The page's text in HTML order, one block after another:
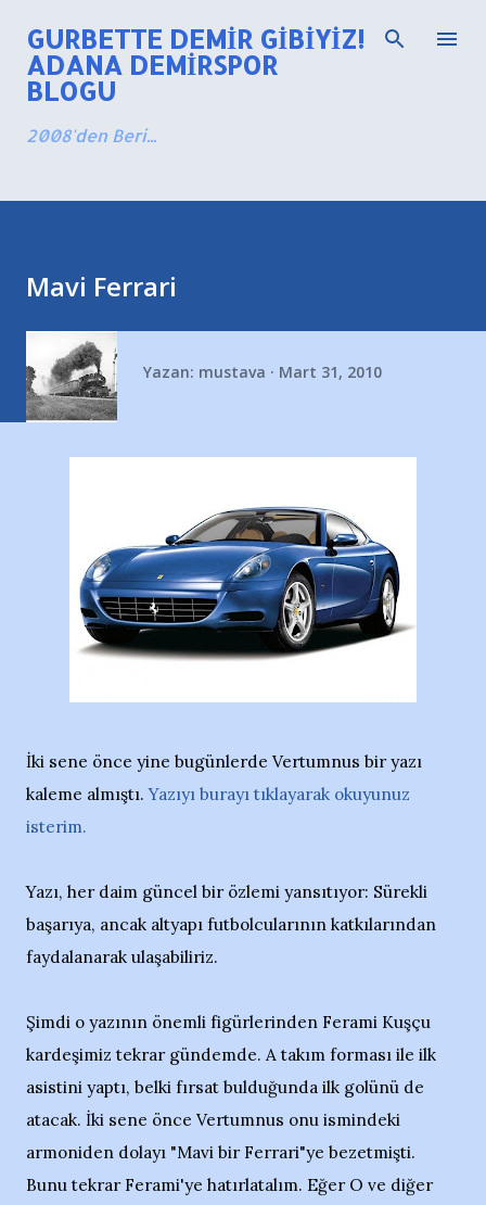
Ana içeriğe atla
GURBETTE DEMIR GIBIYIZ!
ADANA DEMIRSPOR
BLOGU
2008'den Beri...
Mavi Ferrari
Yazan: mustava Mart 31, 2010
İki sene önce yine bugünlerde Vertumnus bir yazı
kaleme almıştı.Yazıyı burayı tıklayarak okuyunuz
isterim.
Yazı, her daim güncel bir özlemi yansıtıyor: Sürekli
başarıya, ancak altyapı futbolcularının katkılarından
faydalanarak ulaşabiliriz.
Şimdi o yazının önemli figürlerinden Ferami Kuşçu
kardeşimiz tekrar gündemde. A takım forması ile ilk
asistini yaptı, belki fırsat bulduğunda ilk golünü de
atacak. İki sene önce Vertumnus onu ismindeki
armoniden dolayı "Mavi bir Ferrari"ye bezetmişti.
Bunu tekrar Ferami'ye hatırlatalım. Eğer O ve diğer